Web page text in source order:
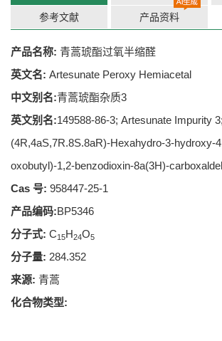
参考文献 产品资料
产品名称: 青蒿琥酯过氧半缩醛
英文名: Artesunate Peroxy Hemiacetal
中文别名:青蒿琥酯杂质3
英文别名:149588-86-3; Artesunate Impurity 3;
(4R,4aS,7R.8S.8aR)-Hexahydro-3-hydroxy-
oxobutyl)-1,2-benzodioxin-8a(3H)-
Cas 号: 958447-25-1
产品编码:BP5346
分子式: C15H24O5
分子量: 284.352
来源: 青蒿
化合物类型: